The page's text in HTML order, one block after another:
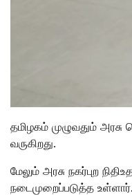
தமிழகம் முழுவதும்
வருகிறது.
மேலும் அரசு நகர்புற
நடைமுறைப்படுத்த உள்ளார்.